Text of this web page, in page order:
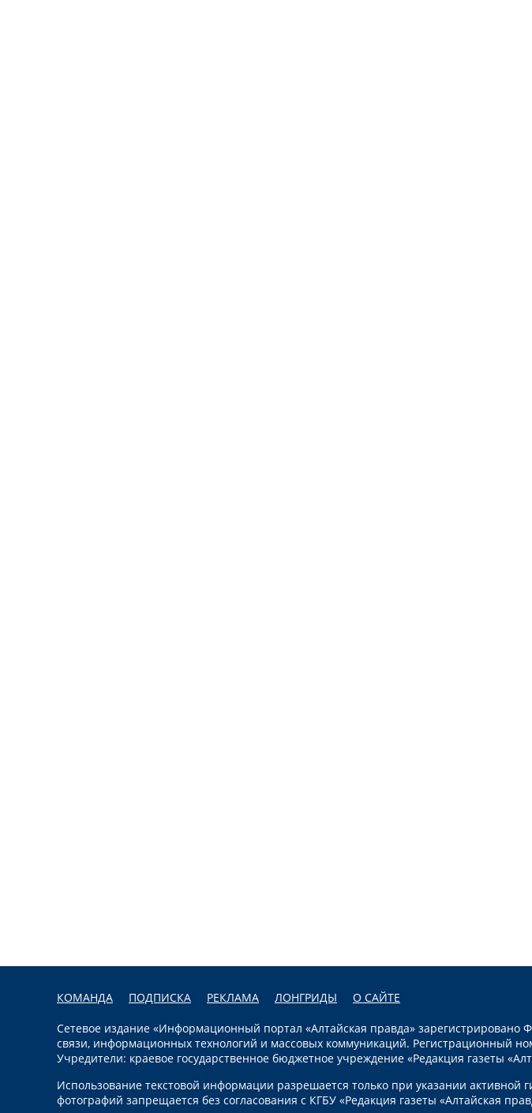
КОМАНДА ПОДПИСКА РЕКЛАМА ЛОНГРИДЫ О САЙТЕ
Сетевое издание «Информационный портал «Алтайская правда» зарегистрировано
связи, информационных технологий и массовых коммуникаций. Регистрационный
Учредители: краевое государственное бюджетное учреждение «Редакция газеты
Использование текстовой информации разрешается только при указании активной
фотографий запрещается без согласования с КГБУ «Редакция газеты «Алтайская